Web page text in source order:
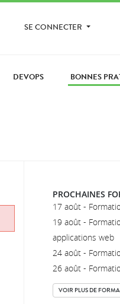
SE CONNECTER
DEVOPS BONNES
PROCHAINES
17 août -
19 août -
applications web
24 août -
26 août -
VOIR PLUS DE